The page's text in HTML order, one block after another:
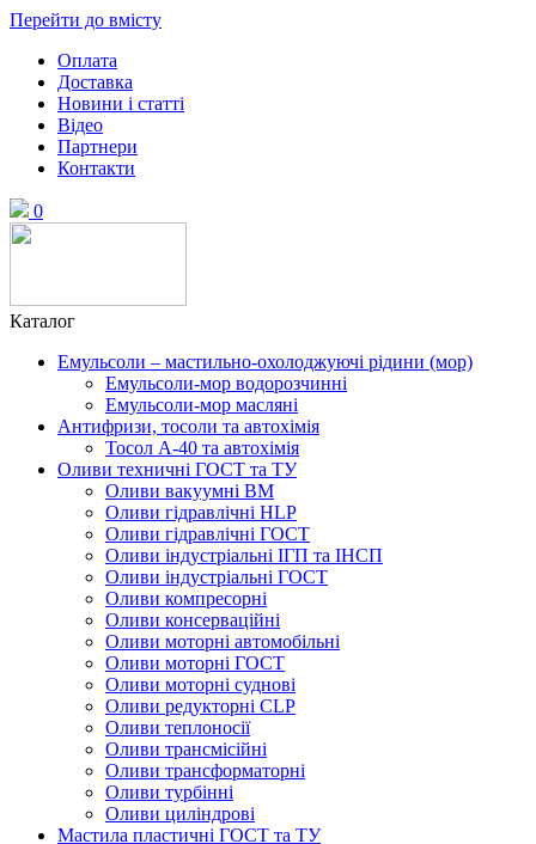
Перейти до вмісту
Оплата
Доставка
Новини і статті
Відео
Партнери
Контакти
0
Каталог
Емульсоли – мастильно-охолоджуючі рідини (мор)
Емульсоли-мор водорозчинні
Емульсоли-мор масляні
Антифризи, тосоли та автохімія
Тосол А-40 та автохімія
Оливи техничні ГОСТ та ТУ
Оливи вакуумні ВМ
Оливи гідравлічні HLP
Оливи гідравлічні ГОСТ
Оливи індустріальні ІГП та ІНСП
Оливи індустріальні ГОСТ
Оливи компресорні
Оливи консерваційні
Оливи моторні автомобільні
Оливи моторні ГОСТ
Оливи моторні суднові
Оливи редукторні CLP
Оливи теплоносії
Оливи трансмісійні
Оливи трансформаторні
Оливи турбінні
Оливи циліндрові
Мастила пластичні ГОСТ та ТУ